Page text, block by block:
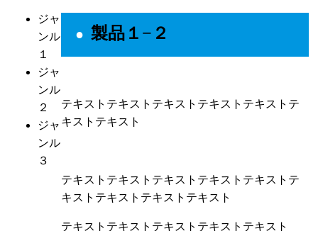
ジャ
ンル
１
ジャ
ンル
２
ジャ
ンル
３
製品１−２
テキストテキストテキストテキストテキストテ
キストテキスト
テキストテキストテキストテキストテキストテ
キストテキストテキストテキスト
テキストテキストテキストテキストテキスト